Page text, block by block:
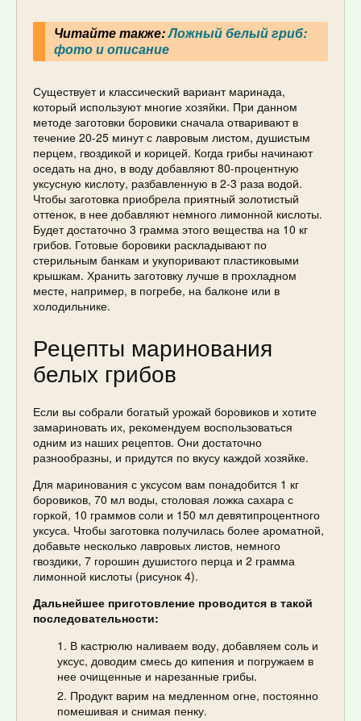
Читайте также:Ложный белый гриб:
фото и описание
Существует и классический вариант маринада,
который используют многие хозяйки. При данном
методе заготовки боровики сначала отваривают в
течение 20-25 минут с лавровым листом, душистым
перцем, гвоздикой и корицей. Когда грибы начинают
оседать на дно, в воду добавляют 80-процентную
уксусную кислоту, разбавленную в 2-3 раза водой.
Чтобы заготовка приобрела приятный золотистый
оттенок, в нее добавляют немного лимонной кислоты.
Будет достаточно 3 грамма этого вещества на 10 кг
грибов. Готовые боровики раскладывают по
стерильным банкам и укупоривают пластиковыми
крышкам. Хранить заготовку лучше в прохладном
месте, например, в погребе, на балконе или в
холодильнике.
Рецепты маринования
белых грибов
Если вы собрали богатый урожай боровиков и хотите
замариновать их, рекомендуем воспользоваться
одним из наших рецептов. Они достаточно
разнообразны, и придутся по вкусу каждой хозяйке.
Для маринования с уксусом вам понадобится 1 кг
боровиков, 70 мл воды, столовая ложка сахара с
горкой, 10 граммов соли и 150 мл девятипроцентного
уксуса. Чтобы заготовка получилась более ароматной,
добавьте несколько лавровых листов, немного
гвоздики, 7 горошин душистого перца и 2 грамма
лимонной кислоты (рисунок 4).
Дальнейшее приготовление проводится в такой
последовательности:
В кастрюлю наливаем воду, добавляем соль и
уксус, доводим смесь до кипения и погружаем в
нее очищенные и нарезанные грибы.
Продукт варим на медленном огне, постоянно
помешивая и снимая пенку.